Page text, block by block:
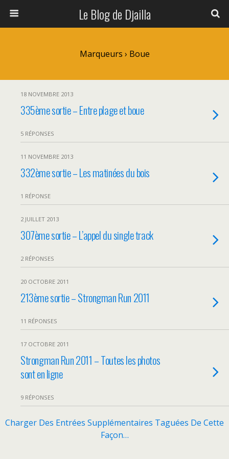
Le Blog de Djailla
Marqueurs › Boue
18 NOVEMBRE 2013
335ème sortie – Entre plage et boue
5 RÉPONSES
11 NOVEMBRE 2013
332ème sortie – Les matinées du bois
1 RÉPONSE
2 JUILLET 2013
307ème sortie – L’appel du single track
2 RÉPONSES
20 OCTOBRE 2011
213ème sortie – Strongman Run 2011
11 RÉPONSES
17 OCTOBRE 2011
Strongman Run 2011 – Toutes les photos
sont en ligne
9 RÉPONSES
Charger Des Entrées Supplémentaires Taguées De Cette
Façon…